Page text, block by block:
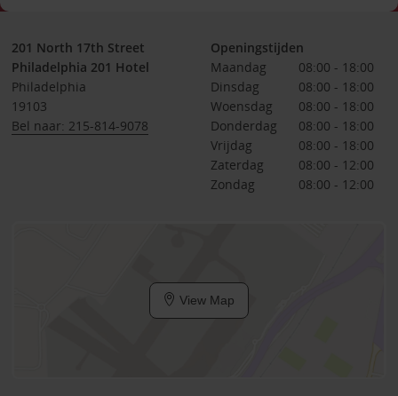
201 North 17th Street
Philadelphia 201 Hotel
Philadelphia
19103
Bel naar: 215-814-9078
Openingstijden
Maandag
08:00 - 18:00
Dinsdag
08:00 - 18:00
Woensdag
08:00 - 18:00
Donderdag
08:00 - 18:00
Vrijdag
08:00 - 18:00
Zaterdag
08:00 - 12:00
Zondag
08:00 - 12:00
View Map